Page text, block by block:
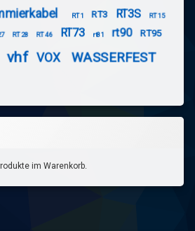
RT1 RT3 RT3S RT15
RT28 RT46 RT73 rt81 rt90 RT95
vhf VOX
WASSERFEST
im Warenkorb.